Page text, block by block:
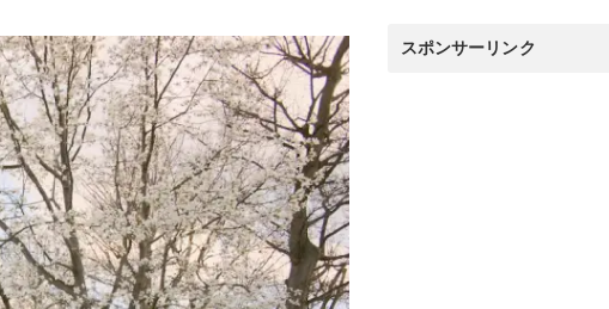
スポンサーリンク